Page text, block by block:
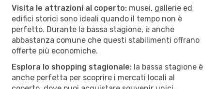
Visita le attrazioni al coperto: musei, gallerie ed
edifici storici sono ideali quando il tempo non è
perfetto. Durante la bassa stagione, è anche
abbastanza comune che questi stabilimenti offrano
offerte più economiche.
Esplora lo shopping stagionale: la bassa stagione è
anche perfetta per scoprire i mercati locali al